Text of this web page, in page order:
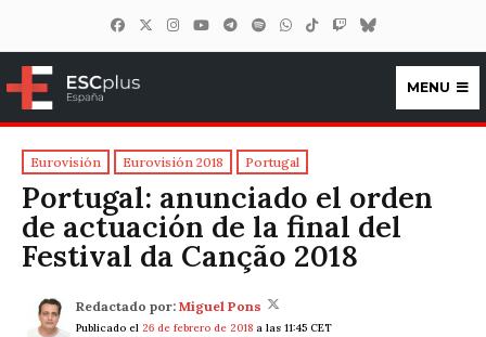
ESCplus España
MENU
Eurovisión Eurovisión 2018 Portugal
Portugal: anunciado el orden
de actuación de la final del
Festival da Canção 2018
Redactado por: Miguel Pons
Publicado el 26 de febrero de 2018 a las 11:45 CET